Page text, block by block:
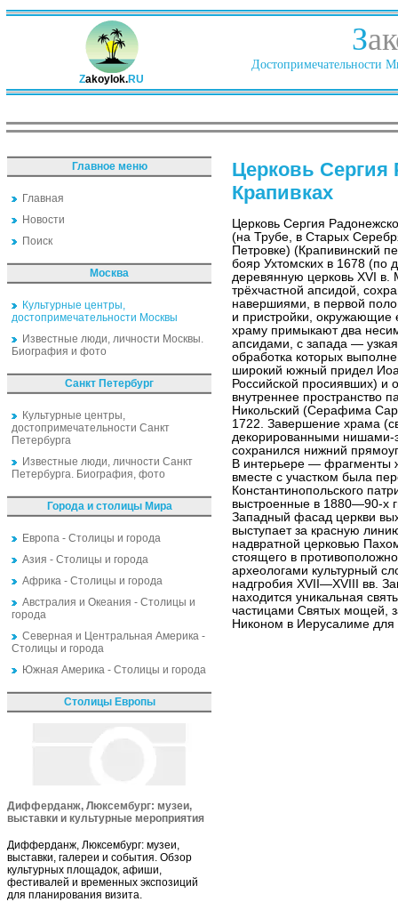
Zakoylok.RU
З
Достопримечательности
Главное меню
Главная
Новости
Поиск
Москва
Культурные центры,
достопримечательности Москвы
Известные люди, личности Москвы.
Биография и фото
Санкт Петербург
Культурные центры,
достопримечательности Санкт
Петербурга
Известные люди, личности Санкт
Петербурга. Биография, фото
Города и столицы Мира
Европа - Столицы и города
Азия - Столицы и города
Африка - Столицы и города
Австралия и Океания - Столицы и
города
Северная и Центральная Америка -
Столицы и города
Южная Америка - Столицы и города
Столицы Европы
Дифферданж, Люксембург: музеи,
выставки и культурные мероприятия
Дифферданж, Люксембург: музеи,
выставки, галереи и события. Обзор
культурных площадок, афиши,
фестивалей и временных экспозиций
для планирования визита.
Церковь Сергия
Крапивках
Церковь Сергия
(на Трубе, в Старых
Петровке) (Крапивинский
бояр Ухтомских в 1678
деревянную церковь XVI в.
трёхчастной апсидой,
навершиями, в первой
и пристройки, окружающие
храму примыкают два
апсидами, с запада —
обработка которых
широкий южный придел
Российской просиявших) и
внутреннее пространство
Никольский (Серафима
1722. Завершение храма
декорированными нишами-
сохранился нижний
В интерьере — фрагменты
вместе с участком была
Константинопольского
выстроенные в 1880—90-х
Западный фасад церкви
выступает за красную
надвратной церковью
стоящего в
археологами культурный
надгробия XVII—XVIII вв.
находится уникальная
частицами Святых мощей,
Никоном в Иерусалиме для